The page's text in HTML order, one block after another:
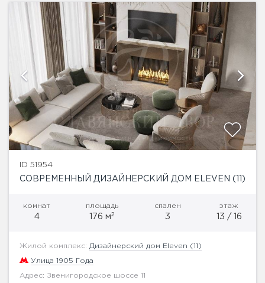
ID 51954
СОВРЕМЕННЫЙ ДИЗАЙНЕРСКИЙ ДОМ ELEVEN (11)
комнат
4
площадь
176 м2
спален
3
этаж
13 / 16
Жилой комплекс: Дизайнерский дом Eleven (11)
Улица 1905 Года
Адрес: Звенигородское шоссе 11